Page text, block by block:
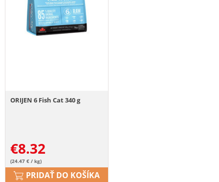
ORIJEN 6 Fish Cat 340 g
€8.32
(24.47 € / kg)
PRIDAŤ DO KOŠÍKA